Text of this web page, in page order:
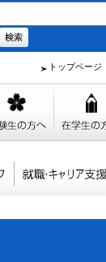
トップページ